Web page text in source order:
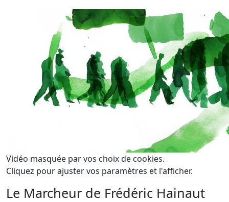
Vidéo masquée par vos choix de cookies.
Cliquez pour ajuster vos paramètres et l'afficher.
Le Marcheur de Frédéric Hainaut